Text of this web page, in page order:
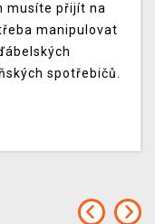
musíte přijít na
manipulovat
spotřebičů.